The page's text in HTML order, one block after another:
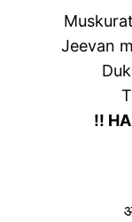
Jeevan
!!